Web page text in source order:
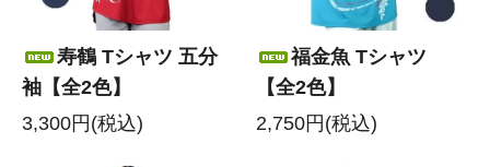
寿鶴 Tシャツ 五分
袖【全2色】
3,300円(税込)
福金魚 Tシャツ
【全2色】
2,750円(税込)